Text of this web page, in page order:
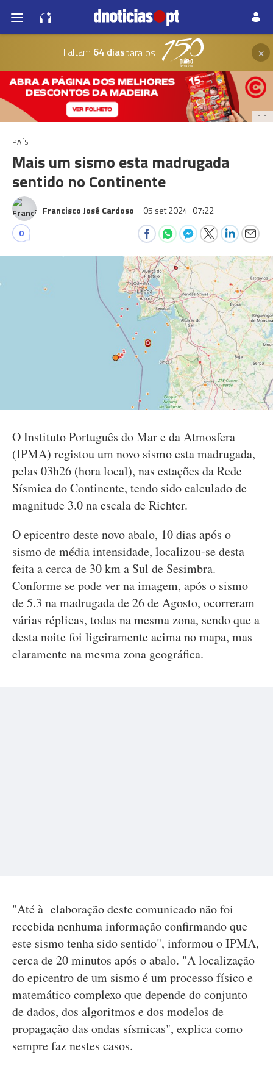
Faltam 64 diaspara os ×
PUB
PAÍS
Mais um sismo esta madrugada
sentido no Continente
Francisco José Cardoso 05 set 2024 07:22
0
O Instituto Português do Mar e da Atmosfera
(IPMA) registou um novo sismo esta madrugada,
pelas 03h26 (hora local), nas estações da Rede
Sísmica do Continente, tendo sido calculado de
magnitude 3.0 na escala de Richter.
O epicentro deste novo abalo, 10 dias após o
sismo de média intensidade, localizou-se desta
feita a cerca de 30 km a Sul de Sesimbra.
Conforme se pode ver na imagem, após o sismo
de 5.3 na madrugada de 26 de Agosto, ocorreram
várias réplicas, todas na mesma zona, sendo que a
desta noite foi ligeiramente acima no mapa, mas
claramente na mesma zona geográfica.
"Até à elaboração deste comunicado não foi
recebida nenhuma informação confirmando que
este sismo tenha sido sentido", informou o IPMA,
cerca de 20 minutos após o abalo. "A localização
do epicentro de um sismo é um processo físico e
matemático complexo que depende do conjunto
de dados, dos algoritmos e dos modelos de
propagação das ondas sísmicas", explica como
sempre faz nestes casos.